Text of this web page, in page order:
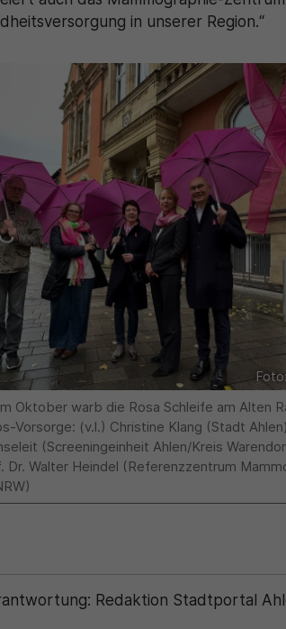
in unserer Region.“
Oktober warb die Rosa Schleife am Alten
Vorsorge: (v.l.) Christine Klang (Stadt
(Screeningeinheit Ahlen/Kreis
Dr. Walter Heindel (Referenzzentrum
Redaktion Stadtportal